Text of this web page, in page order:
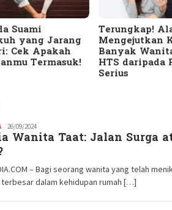
Suami
yang Jarang
Cek Apakah
Termasuk!
Terungkap!
Mengejutkan
Banyak
HTS daripada
Serius
Redaksi
GM
26/09/2024
Wanita Taat: Jalan Surga
– Bagi seorang wanita yang telah
dalam kehidupan rumah […]